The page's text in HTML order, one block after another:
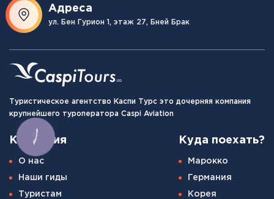
Адреса
ул. Бен Гурион 1, этаж 27, Бней Брак
Туристическое агентство Каспи Турс это дочерняя компания
крупнейшего туроператора Caspi Aviation
Компания
О нас
Наши гиды
Туристам
Куда поехать?
Марокко
Германия
Корея
КНОПКА
СВЯЗИ